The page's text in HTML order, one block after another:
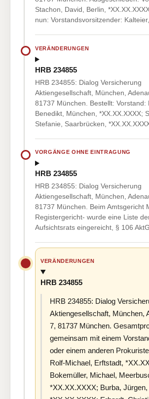
Stachon, David, Berlin,
nun: Vorstandsvorsitzender:
VERÄNDERUNGEN
HRB 234855
HRB 234855: Dialog Versicherung
Aktiengesellschaft, München,
81737 München. Bestellt: Vorstand:
Benedikt, München, *XX.XX.XXXX;
Stefanie, Saarbrücken,
VORGÄNGE OHNE EINTRAGUNG
HRB 234855
HRB 234855: Dialog Versicherung
Aktiengesellschaft, München,
81737 München. Beim Amtsgericht
Registergericht- wurde eine Liste
Aufsichtsrats eingereicht, § 106
VERÄNDERUNGEN
HRB 234855
HRB 234855: Dialog
Aktiengesellschaft, München,
7, 81737 München.
gemeinsam mit einem
oder einem anderen
Rolf-Michael, Erftstadt,
Bokemüller, Michael,
*XX.XX.XXXX; Burba, Jürgen,